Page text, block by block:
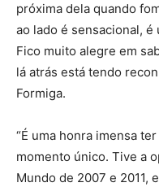
próxima dela quando
ao lado é sensacional, é
Fico muito alegre em
lá atrás está tendo
Formiga.
“É uma honra imensa
momento único. Tive a
Mundo de 2007 e 2011,